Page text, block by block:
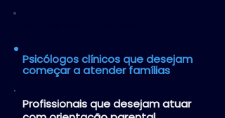
Psicólogos clínicos que desejam
começar a atender famílias
Profissionais que desejam atuar